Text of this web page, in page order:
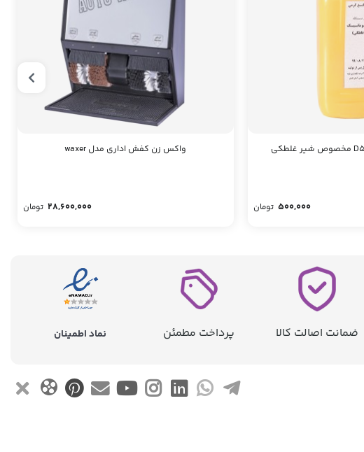
500,000 تومان
واکس زن کفش اداری مدل waxer
28,600,000 تومان
ضمانت اصالت کالا پرداخت مطمئن نماد اطمینان